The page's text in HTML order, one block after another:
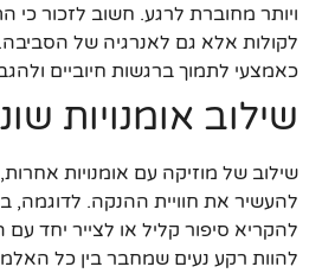
ויותר מחוברת לרגע. חשוב לזכור כי
לקולות אלא גם לאנרגיה של
כאמצעי לתמוך ברגשות חיוביים
שילוב אומנויות
שילוב של מוזיקה עם אומנויות אחרות,
להעשיר את חוויית ההנקה. לדוגמה,
להקריא סיפור קליל או לצייר יחד עם
להוות רקע נעים שמחבר בין כל